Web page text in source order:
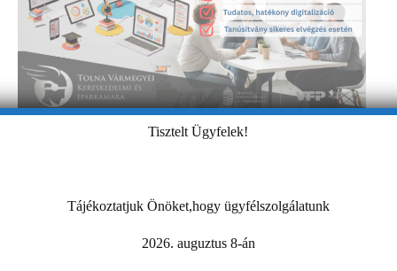
Digitalizációs alapok-üzleti folyamatok felmérése,
amennyiben érdeklődik a képzés iránt töltse ki az oldal alján
Tisztelt Ügyfelek!
Tájékoztatjuk Önöket,hogy ügyfélszolgálatunk
2026. auguztus 8-án